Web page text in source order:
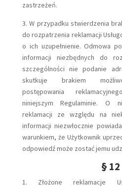
zastrzeżeń.
3. W przypadku stwierdzenia
do rozpatrzenia reklamacji
o ich uzupełnienie. Odmowa
informacji niezbędnych do
szczególności nie podanie
skutkuje brakiem
postępowania
niniejszym Regulaminie. O
reklamacji ze względu na
informacji niezwłocznie
warunkiem, że Użytkownik
odpowiedź może zostać jemu
§ 12
1. Złożone reklamacje